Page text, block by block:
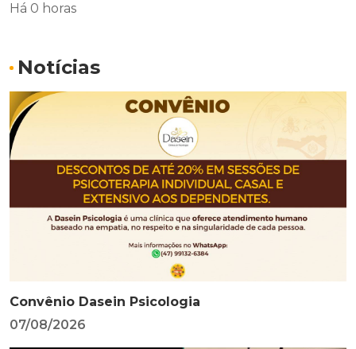
Há 0 horas
Notícias
Convênio Dasein Psicologia
07/08/2026